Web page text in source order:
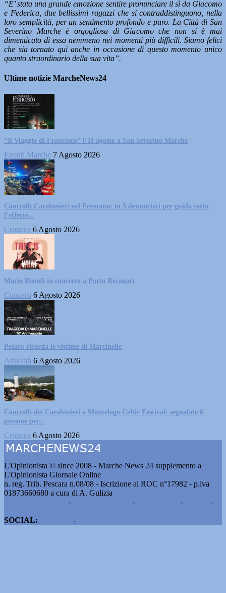
“E’ stata una grande emozione sentire pronunciare il sì da Giacomo
e Federica, due bellissimi ragazzi che si contraddistinguono, nella
loro semplicità, per un sentimento profondo e puro. La Città di San
Severino Marche è orgogliosa di Giacomo che non si è mai
dimenticato di essa nemmeno nei momenti più difficili. Siamo felici
che sia tornato qui anche in occasione di questo momento unico
quanto straordinario della sua vita”.
Ultime notizie MarcheNews24
“Il Viaggio di Francesco” l’11 agosto a San Severino Marche
Eventi Marche 7 Agosto 2026
Controlli Carabinieri nel Fermano: in 5 denunciati per guida sotto
l’effetto...
Cronaca 6 Agosto 2026
Mario Biondi in concerto a Porto Recanati
Concerti 6 Agosto 2026
Pesaro ricorda le vittime di Marcinelle
Attualità 6 Agosto 2026
Controlli dei Carabinieri a Montelago Celtic Festival: segnalate 6
persone per...
Cronaca 6 Agosto 2026
L'Opinionista © since 2008 - Marche News 24 supplemento a
L'Opinionista Giornale Online
n. reg. Trib. Pescara n.08/08 - Iscrizione al ROC n°17982 - p.iva
01873660680 a cura di A. Gulizia
- - -
-
SOCIAL:
-